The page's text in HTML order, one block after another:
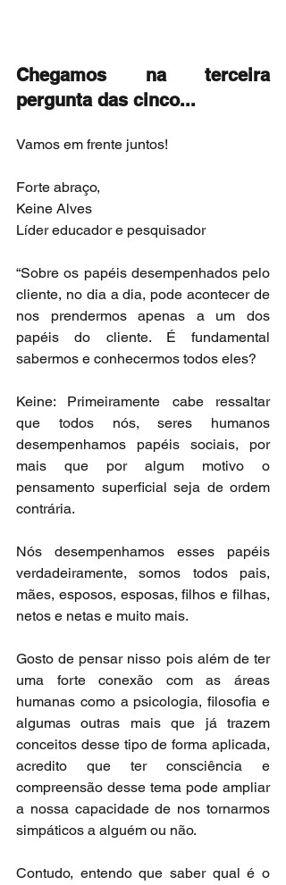
Chegamos na terceira
pergunta das cinco...
Vamos em frente juntos!
Forte abraço,
Keine Alves
Líder educador e pesquisador
“Sobre os papéis desempenhados pelo
cliente, no dia a dia, pode acontecer de
nos prendermos apenas a um dos
papéis do cliente. É fundamental
sabermos e conhecermos todos eles?
Keine: Primeiramente cabe ressaltar
que todos nós, seres humanos
desempenhamos papéis sociais, por
mais que por algum motivo o
pensamento superficial seja de ordem
contrária.
Nós desempenhamos esses papéis
verdadeiramente, somos todos pais,
mães, esposos, esposas, filhos e filhas,
netos e netas e muito mais.
Gosto de pensar nisso pois além de ter
uma forte conexão com as áreas
humanas como a psicologia, filosofia e
algumas outras mais que já trazem
conceitos desse tipo de forma aplicada,
acredito que ter consciência e
compreensão desse tema pode ampliar
a nossa capacidade de nos tornarmos
simpáticos a alguém ou não.
Contudo, entendo que saber qual é o